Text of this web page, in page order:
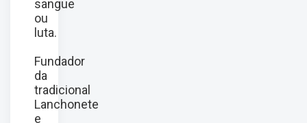
sangue
ou
luta.
Fundador
da
tradicional
Lanchonete
e